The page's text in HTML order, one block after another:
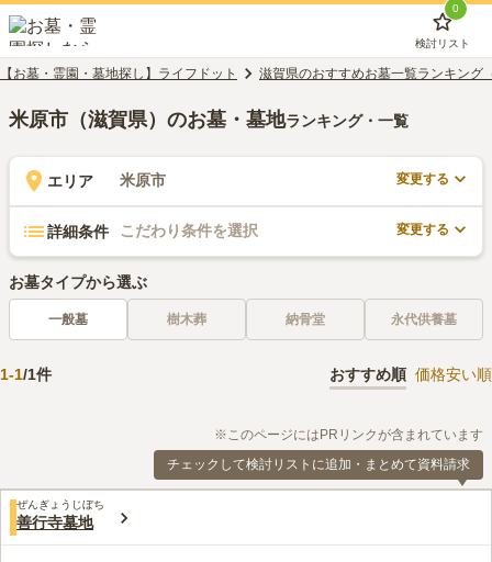
0
検討リスト
【お墓・霊園・墓地探し】ライフドット 滋賀県のおすすめお墓一覧ランキング
米原市（滋賀県）のお墓・墓地ランキング・一覧
エリア 米原市 変更する
詳細条件 こだわり条件を選択 変更する
お墓タイプから選ぶ
一般墓 樹木葬 納骨堂 永代供養墓
1-1/1件 おすすめ順 価格安い順
※このページにはPRリンクが含まれています
チェックして検討リストに追加・まとめて資料請求
ぜんぎょうじぼち
善行寺墓地